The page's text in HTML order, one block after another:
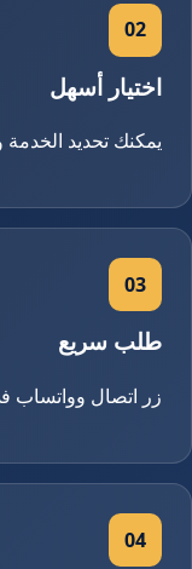
02
اختيار أسهل
يمكنك تحديد
03
طلب سريع
زر اتصال وواتساب
04